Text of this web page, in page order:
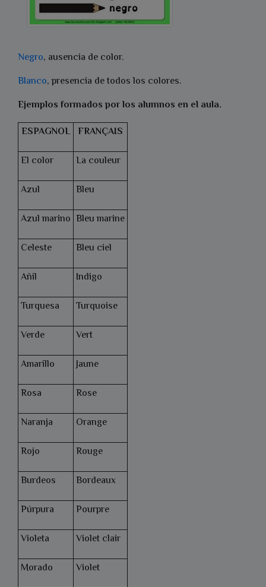
Negro, ausencia de color.
Blanco, presencia de todos los colores.
Ejemplos formados por los alumnos en el aula.
ESPAGNOL FRANÇAIS
El color
La couleur
Azul
Bleu
Azul marino Bleu marine
Celeste
Bleu ciel
Añil
Indigo
Turquesa
Turquoise
Verde
Vert
Amarillo
Jaune
Rosa
Rose
Naranja
Orange
Rojo
Rouge
Burdeos
Bordeaux
Púrpura
Pourpre
Violeta
Violet clair
Morado
Violet